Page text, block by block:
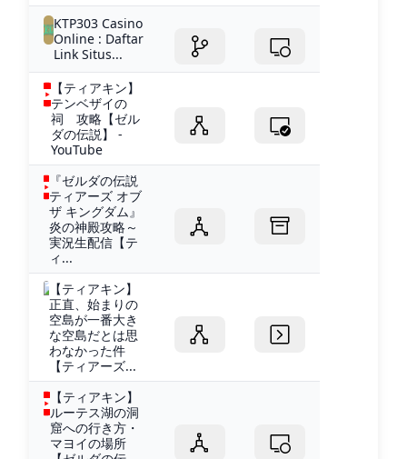
KTP303 Casino
Online : Daftar
Link Situs...
【ティアキン】
テンベザイの
祠 攻略【ゼル
ダの伝説】 -
YouTube
『ゼルダの伝説
ティアーズ オブ
ザ キングダム』
炎の神殿攻略～
実況生配信【テ
ィ...
【ティアキン】
正直、始まりの
空島が一番大き
な空島だとは思
わなかった件
【ティアーズ...
【ティアキン】
ルーテス湖の洞
窟への行き方・
マヨイの場所